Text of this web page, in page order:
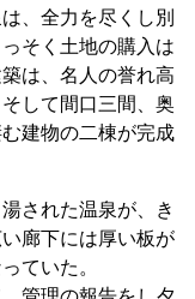
、全力を尽くし別
そく土地の購入は
は、名人の誉れ高
して間口三間、奥
建物の二棟が完成
された温泉が、き
廊下には厚い板が
ていた。